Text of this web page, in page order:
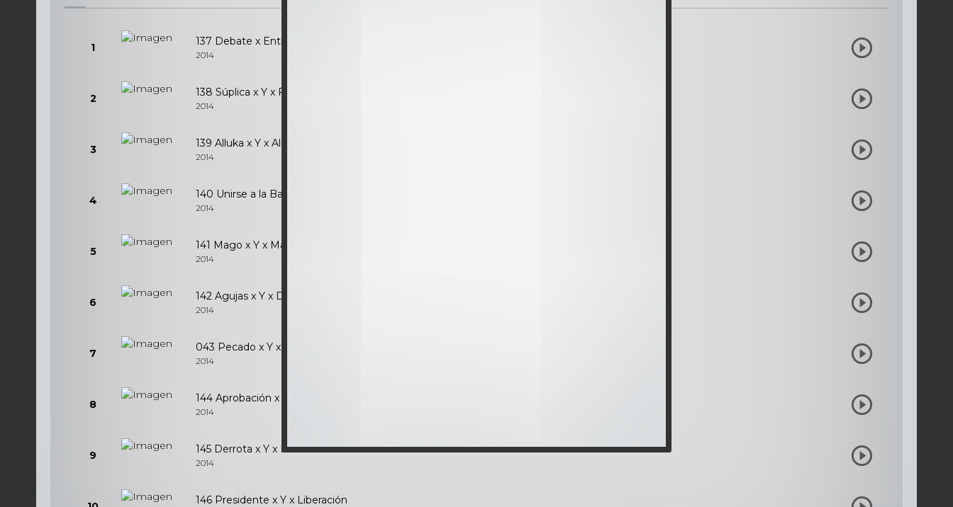
1 137 Debate x Entre x los Zodiacos
2014
2 138 Súplica x Y x Favor
2014
3 139 Alluka x Y x Algo
2014
4 140 Unirse a la Batalla x Y x Batalla Abierta
2014
5 141 Mago x Y x Mayordomo
2014
6 142 Agujas x Y x Deuda
2014
7 043 Pecado x Y x Garra
2014
8 144 Aprobación x Y x Aplausos
2014
9 145 Derrota x Y x Reunión
2014
146 Presidente x Y x Liberación